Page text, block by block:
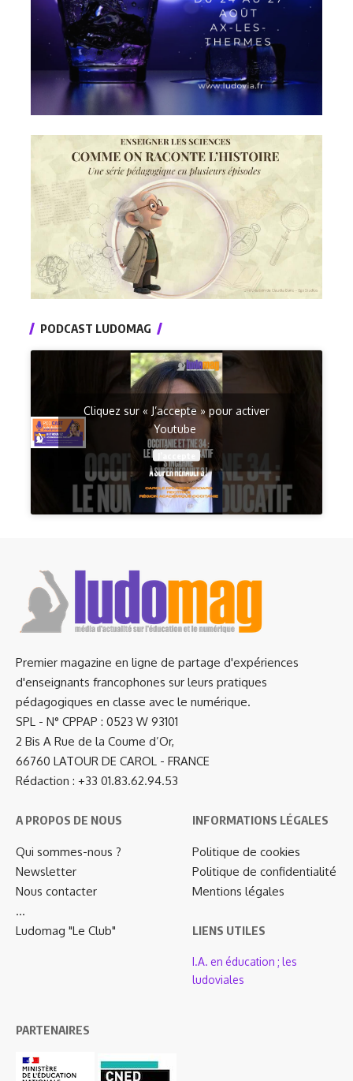
PODCAST LUDOMAG
Cliquez sur « J’accepte » pour activer
Youtube
Premier magazine en ligne de partage d'expériences
d'enseignants francophones sur leurs pratiques
pédagogiques en classe avec le numérique.
SPL - N° CPPAP : 0523 W 93101
2 Bis A Rue de la Coume d’Or,
66760 LATOUR DE CAROL - FRANCE
Rédaction : +33 01.83.62.94.53
A PROPOS DE NOUS
Qui sommes-nous ?
Newsletter
Nous contacter
…
Ludomag "Le Club"
INFORMATIONS LÉGALES
Politique de cookies
Politique de confidentialité
Mentions légales
LIENS UTILES
I.A. en éducation ; les
ludoviales
PARTENAIRES